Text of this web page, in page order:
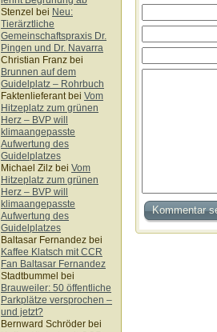
Stenzel bei Neu:
Tierärztliche
Gemeinschaftspraxis Dr.
Pingen und Dr. Navarra
Christian Franz bei
Brunnen auf dem
Guidelplatz – Rohrbuch
Faktenlieferantbei Vom
Hitzeplatz zum grünen
Herz – BVP will
klimaangepasste
Aufwertung des
Guidelplatzes
Michael Zilz bei Vom
Hitzeplatz zum grünen
Herz – BVP will
klimaangepasste
Aufwertung des
Guidelplatzes
Baltasar Fernandez bei
Kaffee Klatsch mit CCR
Fan Baltasar Fernandez
Stadtbummel bei
Brauweiler: 50 öffentliche
Parkplätze versprochen –
und jetzt?
Bernward Schröder bei